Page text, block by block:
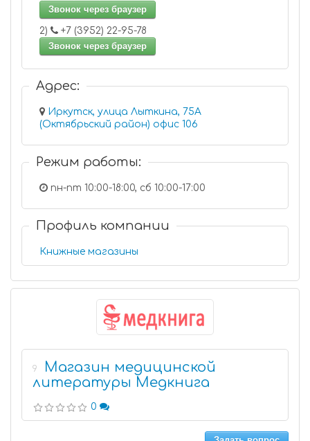
Звонок через браузер
2)
+7 (3952) 22-95-78
Звонок через браузер
Адрес:
Иркутск, улица Лыткина, 75А
(Октябрьский район) офис 106
Режим работы:
пн-пт 10:00-18:00, сб 10:00-17:00
Профиль компании
Книжные магазины
9
Магазин медицинской
литературы Медкнига
0